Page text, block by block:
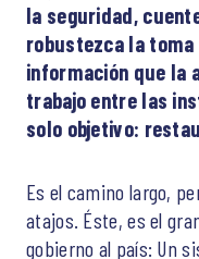
la seguridad,
robustezca la
información que la
trabajo entre las
solo objetivo:
Es el camino largo,
atajos. Éste, es el
gobierno al país: Un